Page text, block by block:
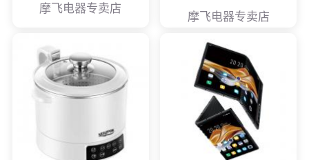
摩飞电器专卖店
摩飞电器专卖店